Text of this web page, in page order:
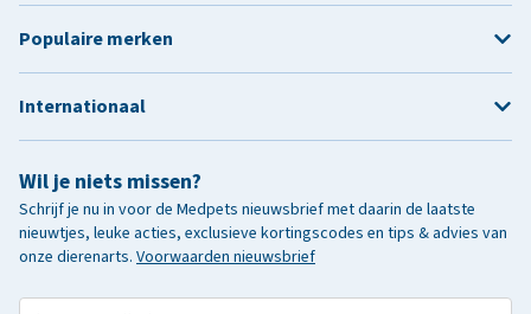
Wil je niets missen?
Schrijf je nu in voor de Medpets nieuwsbrief met daarin de laatste
nieuwtjes, leuke acties, exclusieve kortingscodes en tips & advies van
onze dierenarts. Voorwaarden nieuwsbrief
Populaire merken
Internationaal